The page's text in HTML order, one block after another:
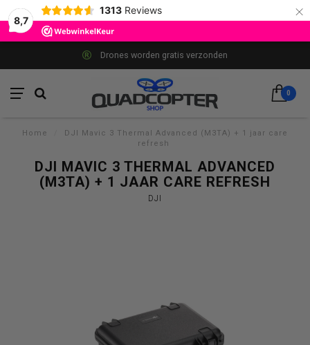
8,7
1313 Reviews ×
Drones worden gratis verzonden
0
Home
DJI Mavic 3 Thermal Advanced (M3TA) + 1 jaar care
refresh
DJI MAVIC 3 THERMAL ADVANCED
(M3TA) + 1 JAAR CARE REFRESH
DJI